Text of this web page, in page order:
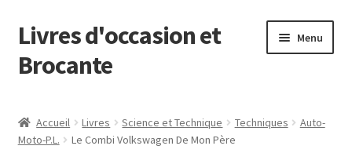
Aller
à
la
Aller
au
contenu
Livres d'occasion et
Brocante
Menu
Accueil Livres Science et Technique Techniques
Auto-
Moto-P.L.
Le Combi Volkswagen De Mon Père